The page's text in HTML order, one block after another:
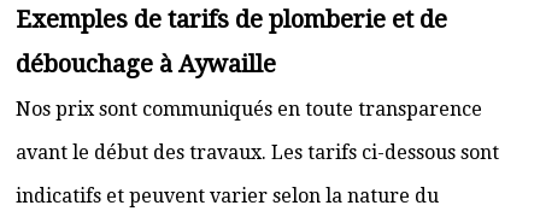
Exemples de tarifs de plomberie et de
débouchage à Aywaille
Nos prix sont communiqués en toute transparence
avant le début des travaux. Les tarifs ci-dessous sont
indicatifs et peuvent varier selon la nature du